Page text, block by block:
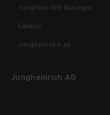
Jungheinrich lösningar
Cookies
Jungheinrich.se
Jungheinrich AG